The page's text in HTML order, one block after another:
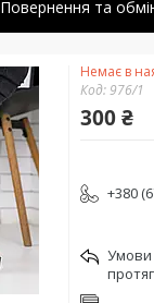
Повернення та
Немає в
Код:976/1
300 ₴
+380